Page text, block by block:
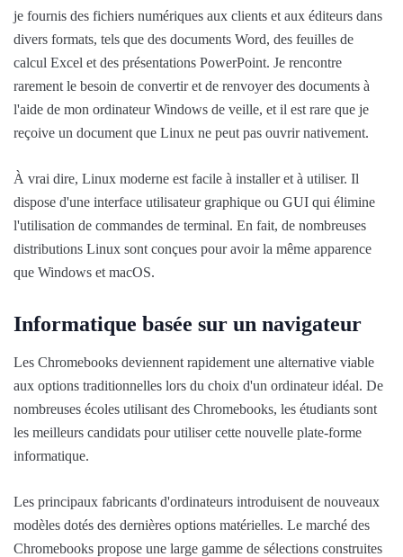
je fournis des fichiers numériques aux clients et aux éditeurs dans
divers formats, tels que des documents Word, des feuilles de
calcul Excel et des présentations PowerPoint. Je rencontre
rarement le besoin de convertir et de renvoyer des documents à
l'aide de mon ordinateur Windows de veille, et il est rare que je
reçoive un document que Linux ne peut pas ouvrir nativement.
À vrai dire, Linux moderne est facile à installer et à utiliser. Il
dispose d'une interface utilisateur graphique ou GUI qui élimine
l'utilisation de commandes de terminal. En fait, de nombreuses
distributions Linux sont conçues pour avoir la même apparence
que Windows et macOS.
Informatique basée sur un navigateur
Les Chromebooks deviennent rapidement une alternative viable
aux options traditionnelles lors du choix d'un ordinateur idéal. De
nombreuses écoles utilisant des Chromebooks, les étudiants sont
les meilleurs candidats pour utiliser cette nouvelle plate-forme
informatique.
Les principaux fabricants d'ordinateurs introduisent de nouveaux
modèles dotés des dernières options matérielles. Le marché des
Chromebooks propose une large gamme de sélections construites